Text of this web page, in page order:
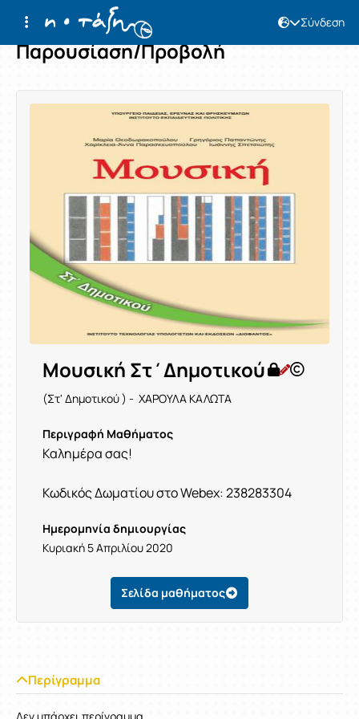
Σύνδεση
Παρουσίαση/Προβολή
Μουσική Στ΄Δημοτικού
(Στ' Δημοτικού ) - ΧΑΡΟΥΛΑ ΚΑΛΩΤΑ
Περιγραφή Μαθήματος
Καλημέρα σας!
Κωδικός Δωματίου στο Webex: 238283304
Ημερομηνία δημιουργίας
Κυριακή 5 Απριλίου 2020
Σελίδα μαθήματος
Περίγραμμα